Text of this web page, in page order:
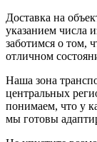
Доставка на
указанием числа
заботимся о том,
отличном
Наша зона
центральных
понимаем, что у
мы готовы